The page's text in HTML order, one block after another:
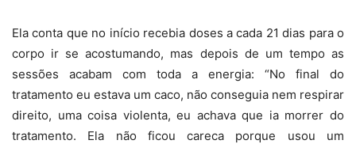
Ela conta que no início recebia doses a cada 21 dias para o
corpo ir se acostumando, mas depois de um tempo as
sessões acabam com toda a energia: “No final do
tratamento eu estava um caco, não conseguia nem respirar
direito, uma coisa violenta, eu achava que ia morrer do
tratamento. Ela não ficou careca porque usou um